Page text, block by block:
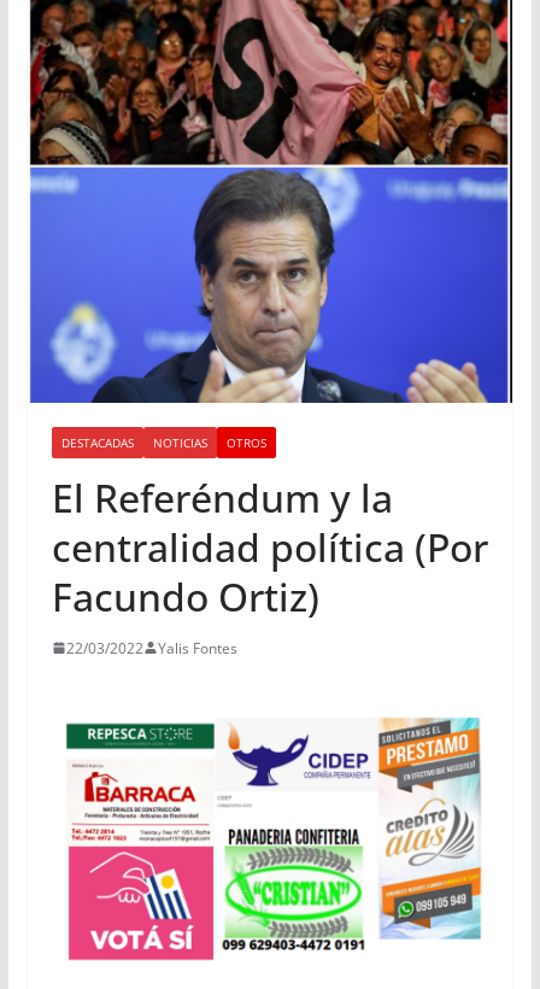
DESTACADAS NOTICIAS OTROS
El Referéndum y la
centralidad política (Por
Facundo Ortiz)
22/03/2022 Yalis Fontes